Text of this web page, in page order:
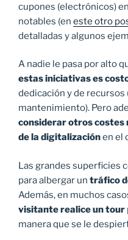
cupones (electrónicos)
notables (en este otro
detalladas y algunos
A nadie le pasa por alto
estas iniciativas es
dedicación y de recursos
mantenimiento). Pero
considerar otros costes
de la digitalizaciónen el
Las grandes superficies
para albergar un tráfico
Además, en muchos
visitante realice un tour
manera que se le